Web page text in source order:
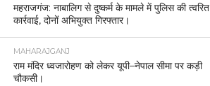
महराजगंज: नाबालिग से दुष्कर्म के मामले में पुलिस की त्वरित
कार्रवाई, दोनों अभियुक्त गिरफ्तार।
MAHARAJGANJ
राम मंदिर ध्वजारोहण को लेकर यूपी–नेपाल सीमा पर कड़ी
चौकसी।